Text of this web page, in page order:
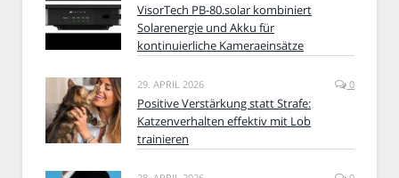
VisorTech PB-80.solar kombiniert
Solarenergie und Akku für
kontinuierliche Kameraeinsätze
29. APRIL 2026 0
Positive Verstärkung statt Strafe:
Katzenverhalten effektiv mit Lob
trainieren